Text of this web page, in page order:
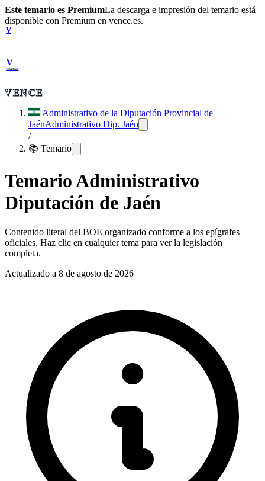
Este temario es PremiumLa descarga e impresión del temario está
disponible con Premium en vence.es.
V
V
VENCE
VENCE
Administrativo de la Diputación Provincial de
JaénAdministrativo Dip. Jaén
/
📚 Temario
TemarioAdministrativo
Diputación de Jaén
Contenido literal del BOE organizado conforme a los epígrafes
oficiales. Haz clic en cualquier tema para ver la legislación
completa.
Actualizado a 8 de agosto de 2026